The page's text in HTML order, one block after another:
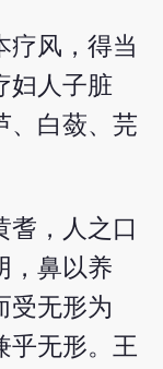
疗风，得当
妇人子脏
、白蔹、芫
耆，人之口
，鼻以养
受无形为
乎无形。王